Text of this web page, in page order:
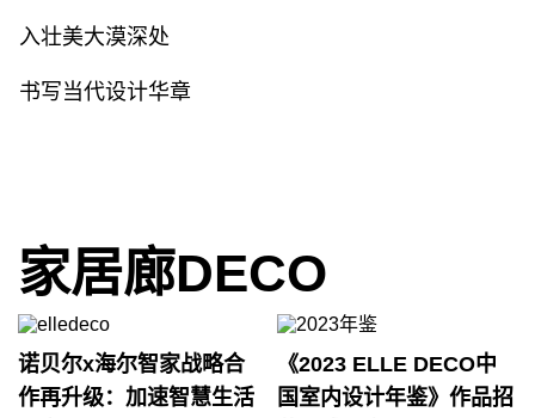
入壮美大漠深处
书写当代设计华章
家居廊DECO
诺贝尔x海尔智家战略合
作再升级：加速智慧生活
《2023 ELLE DECO中
国室内设计年鉴》作品招